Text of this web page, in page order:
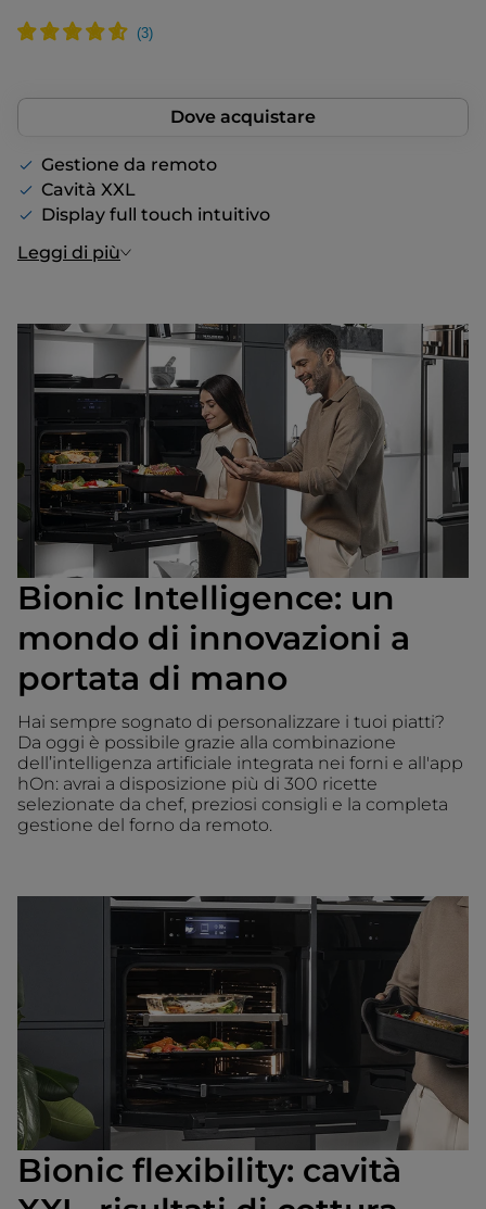
Dove acquistare
Gestione da remoto
Cavità XXL
Display full touch intuitivo
Leggi di più
Bionic Intelligence: un
mondo di innovazioni a
portata di mano
Hai sempre sognato di personalizzare i tuoi piatti?
Da oggi è possibile grazie alla combinazione
dell’intelligenza artificiale integrata nei forni e all'app
hOn: avrai a disposizione più di 300 ricette
selezionate da chef, preziosi consigli e la completa
gestione del forno da remoto.
Bionic flexibility: cavità